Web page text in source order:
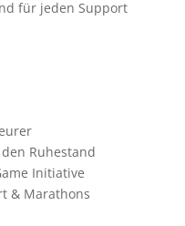
für jeden Support
Ruhestand
Initiative
& Marathons